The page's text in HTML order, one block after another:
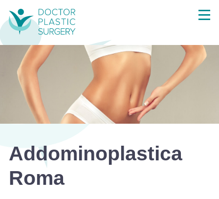
Addominoplastica
Roma